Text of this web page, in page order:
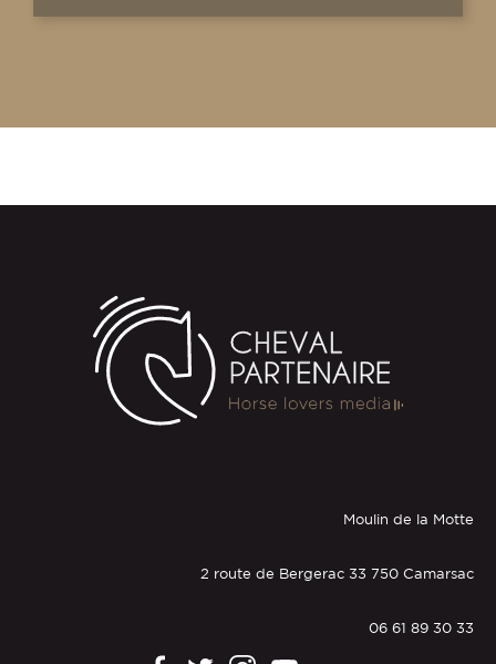
Moulin de la Motte
2 route de Bergerac 33 750 Camarsac
06 61 89 30 33